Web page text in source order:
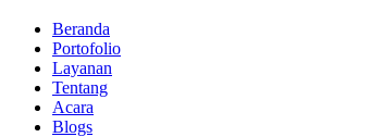
Beranda
Portofolio
Layanan
Tentang
Acara
Blogs